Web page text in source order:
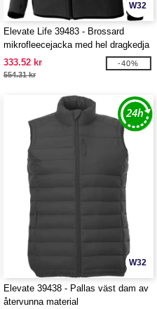
W32
Elevate Life 39483 - Brossard
mikrofleecejacka med hel dragkedja
dam
333.52 kr
554.31 kr
-40%
W32
Elevate 39438 - Pallas väst dam av
återvunna material